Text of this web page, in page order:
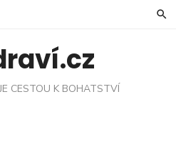
CESTOU K BOHATSTVÍ